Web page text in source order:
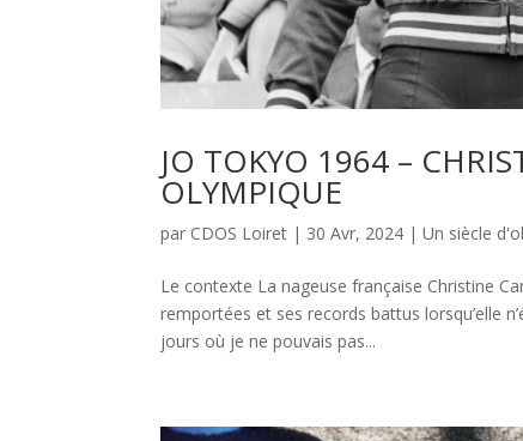
JO TOKYO 1964 –
OLYMPIQUE
par CDOS Loiret | 30 Avr, 2024 |Un siècle
Le contexte La nageuse française Christine
remportées et ses records battus lorsqu’elle
jours où je ne pouvais pas...